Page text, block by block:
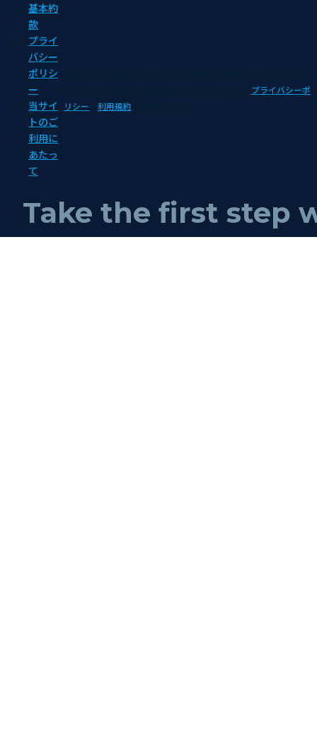
基本約
款
プライ
バシー
ポリシ
ー
当サイ
トのご
利用に
あたっ
て
プライバシーポ
リシー
利用規約
Take the first step